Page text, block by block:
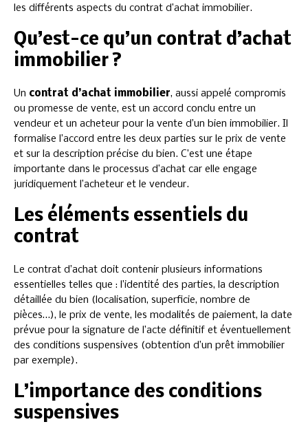
les différents aspects du contrat d’achat immobilier.
Qu’est-ce qu’un contrat d’achat
immobilier ?
Un contrat d’achat immobilier, aussi appelé compromis
ou promesse de vente, est un accord conclu entre un
vendeur et un acheteur pour la vente d’un bien immobilier. Il
formalise l’accord entre les deux parties sur le prix de vente
et sur la description précise du bien. C’est une étape
importante dans le processus d’achat car elle engage
juridiquement l’acheteur et le vendeur.
Les éléments essentiels du
contrat
Le contrat d’achat doit contenir plusieurs informations
essentielles telles que : l’identité des parties, la description
détaillée du bien (localisation, superficie, nombre de
pièces…), le prix de vente, les modalités de paiement, la date
prévue pour la signature de l’acte définitif et éventuellement
des conditions suspensives (obtention d’un prêt immobilier
par exemple).
L’importance des conditions
suspensives